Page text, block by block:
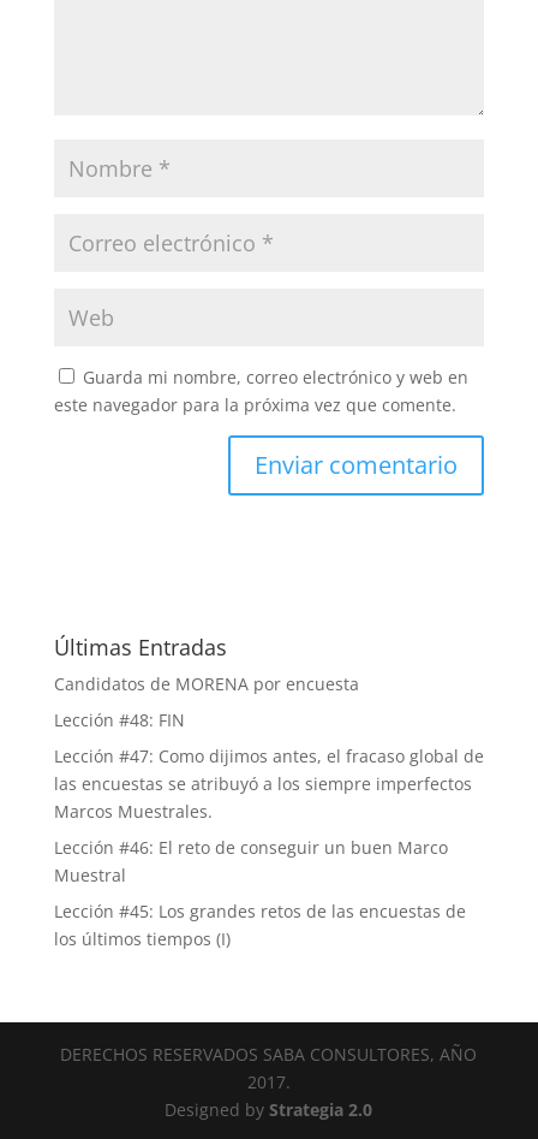
Guarda mi nombre, correo electrónico y web en
este navegador para la próxima vez que comente.
Últimas Entradas
Candidatos de MORENA por encuesta
Lección #48: FIN
Lección #47: Como dijimos antes, el fracaso global de
las encuestas se atribuyó a los siempre imperfectos
Marcos Muestrales.
Lección #46: El reto de conseguir un buen Marco
Muestral
Lección #45: Los grandes retos de las encuestas de
los últimos tiempos (I)
DERECHOS RESERVADOS SABA CONSULTORES, AÑO
2017.
Designed byStrategia 2.0